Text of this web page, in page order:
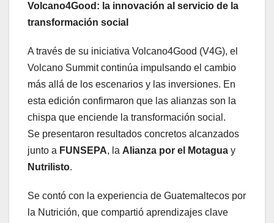
Volcano4Good: la innovación al servicio de la
transformación social
A través de su iniciativa Volcano4Good (V4G), el
Volcano Summit continúa impulsando el cambio
más allá de los escenarios y las inversiones. En
esta edición confirmaron que las alianzas son la
chispa que enciende la transformación social.
Se presentaron resultados concretos alcanzados
junto a FUNSEPA, la Alianza por el Motagua y
Nutrilisto.
Se contó con la experiencia de Guatemaltecos por
la Nutrición, que compartió aprendizajes clave